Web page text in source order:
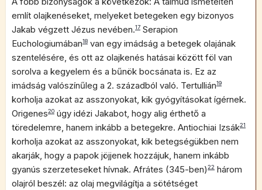
említ olajkenéseket, melyeket betegeken egy bizonyos
Jakab végzett Jézus nevében.17 Serapion
Euchologiumában18 van egy imádság a betegek olajának
szentelésére, és ott az olajkenés hatásai között föl van
sorolva a kegyelem és a bűnök bocsánata is. Ez az
imádság valószínűleg a 2. századból való. Tertullián19
korholja azokat az asszonyokat, kik gyógyításokat ígérnek.
Origenes20 úgy idézi Jakabot, hogy alig érthető a
töredelemre, hanem inkább a betegekre. Antiochiai Izsák21
korholja azokat az asszonyokat, kik betegségükben nem
akarják, hogy a papok jöjjenek hozzájuk, hanem inkább
gyanús szerzeteseket hívnak. Afrátes (345-ben)22 három
olajról beszél: az olaj megvilágítja a sötétséget